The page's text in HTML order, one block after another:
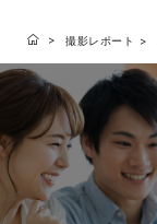
撮影レポート